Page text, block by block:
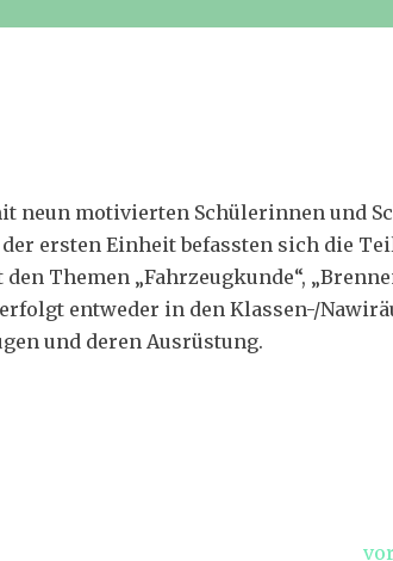
neun motivierten Schülerinnen und
ersten Einheit befassten sich die
Themen „Fahrzeugkunde“,
entweder in den Klassen-/
und deren Ausrüstung.